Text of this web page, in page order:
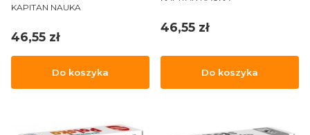
PRODUCENT
KAPITAN NAUKA
Cena
46,55 zł
Do koszyka
Cena
46,55 zł
Do koszyka